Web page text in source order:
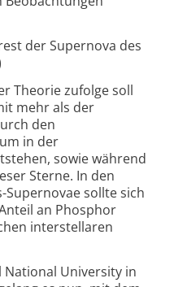
der Supernova des
Theorie zufolge soll
mehr als der
den
in der
sowie während
Sterne. In den
sollte sich
an Phosphor
interstellaren
National University in